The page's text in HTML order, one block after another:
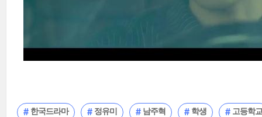
한국드라마 정유미 남주혁 학생 고등학교